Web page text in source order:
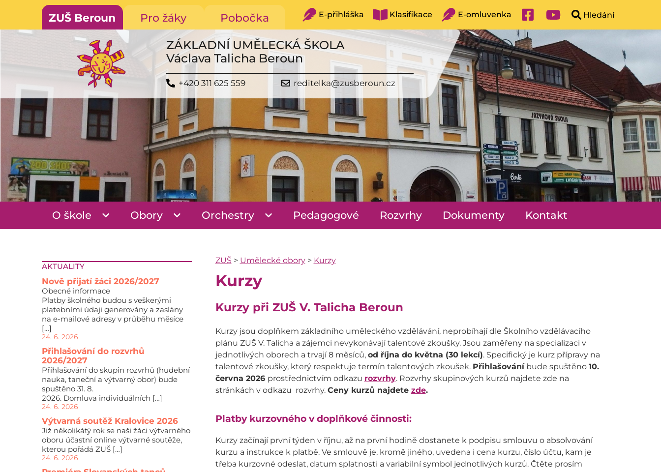
ZUŠ Beroun Pro žáky Pobočka E-přihláška Klasifikace E-omluvenka
ZÁKLADNÍ UMĚLECKÁ ŠKOLA
Václava Talicha Beroun
+420 311 625 559 reditelka@zusberoun.cz
O škole Obory Orchestry Pedagogové Rozvrhy Dokumenty Kontakt
AKTUALITY
Nově přijatí žáci 2026/2027
Obecné informace
Platby školného budou s veškerými
platebními údaji generovány a zaslány
na e-mailové adresy v průběhu měsíce
[…]
24. 6. 2026
Přihlašování do rozvrhů
2026/2027
Přihlašování do skupin rozvrhů (hudební
nauka, taneční a výtvarný obor) bude
spuštěno 31. 8.
2026. Domluva individuálních […]
24. 6. 2026
Výtvarná soutěž Kralovice 2026
Již několikátý rok se naši žáci výtvarného
oboru účastní online výtvarné soutěže,
kterou pořádá ZUŠ […]
24. 6. 2026
ZUŠ > Umělecké obory> Kurzy
Kurzy
Kurzy při ZUŠ V. Talicha Beroun
Kurzy jsou doplňkem základního uměleckého vzdělávání, neprobíhají dle Školního vzdělávacího
plánu ZUŠ V. Talicha a zájemci nevykonávají talentové zkoušky. Jsou zaměřeny na specializaci v
jednotlivých oborech a trvají 8 měsíců, od října do května (30 lekcí). Specifický je kurz přípravy na
talentové zkoušky, který respektuje termín talentových zkoušek. Přihlašováníbude spuštěno 10.
června 2026 prostřednictvím odkazu rozvrhy. Rozvrhy skupinových kurzů najdete zde na
stránkách v odkazu rozvrhy. Ceny kurzů najdete zde.
Platby kurzovného v doplňkové činnosti:
Kurzy začínají první týden v říjnu, až na první hodině dostanete k podpisu smlouvu o absolvování
kurzu a instrukce k platbě. Ve smlouvě je, kromě jiného, uvedena i cena kurzu, číslo účtu, kam je
třeba kurzovné odeslat, datum splatnosti a variabilní symbol jednotlivých kurzů. Čtěte prosím